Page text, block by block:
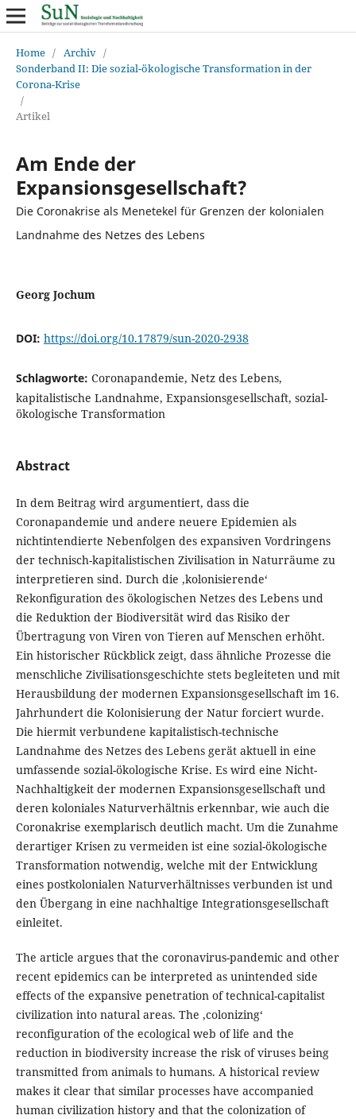
Home / Archiv /
Sonderband II: Die sozial-ökologische Transformation in der
Corona-Krise
/
Artikel
Am Ende der
Expansionsgesellschaft?
Die Coronakrise als Menetekel für Grenzen der kolonialen
Landnahme des Netzes des Lebens
Georg Jochum
DOI: https://doi.org/10.17879/sun-2020-2938
Schlagworte: Coronapandemie, Netz des Lebens,
kapitalistische Landnahme, Expansionsgesellschaft, sozial-
ökologische Transformation
Abstract
In dem Beitrag wird argumentiert, dass die
Coronapandemie und andere neuere Epidemien als
nichtintendierte Nebenfolgen des expansiven Vordringens
der technisch-kapitalistischen Zivilisation in Naturräume zu
interpretieren sind. Durch die ‚kolonisierende‘
Rekonfiguration des ökologischen Netzes des Lebens und
die Reduktion der Biodiversität wird das Risiko der
Übertragung von Viren von Tieren auf Menschen erhöht.
Ein historischer Rückblick zeigt, dass ähnliche Prozesse die
menschliche Zivilisationsgeschichte stets begleiteten und mit
Herausbildung der modernen Expansionsgesellschaft im 16.
Jahrhundert die Kolonisierung der Natur forciert wurde.
Die hiermit verbundene kapitalistisch-technische
Landnahme des Netzes des Lebens gerät aktuell in eine
umfassende sozial-ökologische Krise. Es wird eine Nicht-
Nachhaltigkeit der modernen Expansionsgesellschaft und
deren koloniales Naturverhältnis erkennbar, wie auch die
Coronakrise exemplarisch deutlich macht. Um die Zunahme
derartiger Krisen zu vermeiden ist eine sozial-ökologische
Transformation notwendig, welche mit der Entwicklung
eines postkolonialen Naturverhältnisses verbunden ist und
den Übergang in eine nachhaltige Integrationsgesellschaft
einleitet.
The article argues that the coronavirus-pandemic and other
recent epidemics can be interpreted as unintended side
effects of the expansive penetration of technical-capitalist
civilization into natural areas. The ‚colonizing‘
reconfiguration of the ecological web of life and the
reduction in biodiversity increase the risk of viruses being
transmitted from animals to humans. A historical review
makes it clear that similar processes have accompanied
human civilization history and that the colonization of